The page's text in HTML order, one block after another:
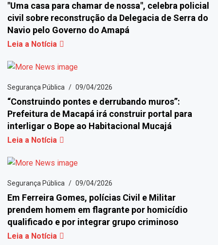
"Uma casa para chamar de nossa", celebra policial
civil sobre reconstrução da Delegacia de Serra do
Navio pelo Governo do Amapá
Leia a Notícia
Segurança Pública 09/04/2026
“Construindo pontes e derrubando muros”:
Prefeitura de Macapá irá construir portal para
interligar o Bope ao Habitacional Mucajá
Leia a Notícia
Segurança Pública 09/04/2026
Em Ferreira Gomes, polícias Civil e Militar
prendem homem em flagrante por homicídio
qualificado e por integrar grupo criminoso
Leia a Notícia